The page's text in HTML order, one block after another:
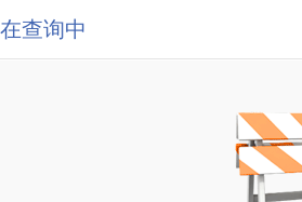
查询中